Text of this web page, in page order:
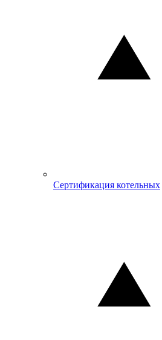
Сертификация котельных